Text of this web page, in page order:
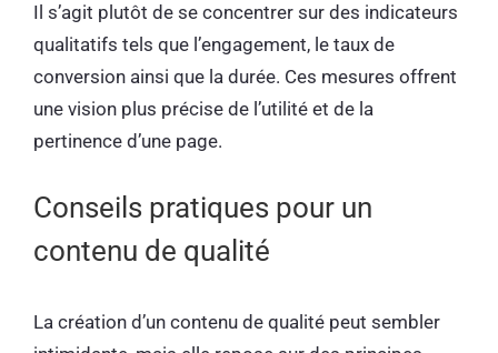
Il s’agit plutôt de se concentrer sur des indicateurs
qualitatifs tels que l’engagement, le taux de
conversion ainsi que la durée. Ces mesures offrent
une vision plus précise de l’utilité et de la
pertinence d’une page.
Conseils pratiques pour un
contenu de qualité
La création d’un contenu de qualité peut sembler